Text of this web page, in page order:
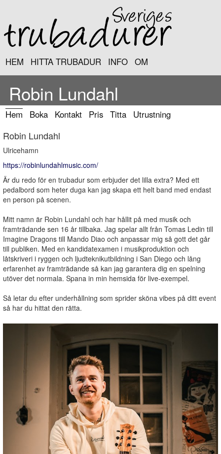
HEM HITTA TRUBADUR INFO OM
Robin Lundahl
Hem Boka Kontakt Pris Titta Utrustning
Robin Lundahl
Ulricehamn
https://robinlundahlmusic.com/
Är du redo för en trubadur som erbjuder det lilla extra? Med ett
pedalbord som heter duga kan jag skapa ett helt band med endast
en person på scenen.
Mitt namn är Robin Lundahl och har hållit på med musik och
framträdande sen 16 år tillbaka. Jag spelar allt från Tomas Ledin till
Imagine Dragons till Mando Diao och anpassar mig så gott det går
till publiken. Med en kandidatexamen i musikproduktion och
låtskriveri i ryggen och ljudteknikutbildning i San Diego och lång
erfarenhet av framträdande så kan jag garantera dig en spelning
utöver det normala. Spana in min hemsida för live-exempel.
Så letar du efter underhållning som sprider sköna vibes på ditt event
så har du hittat den rätta.